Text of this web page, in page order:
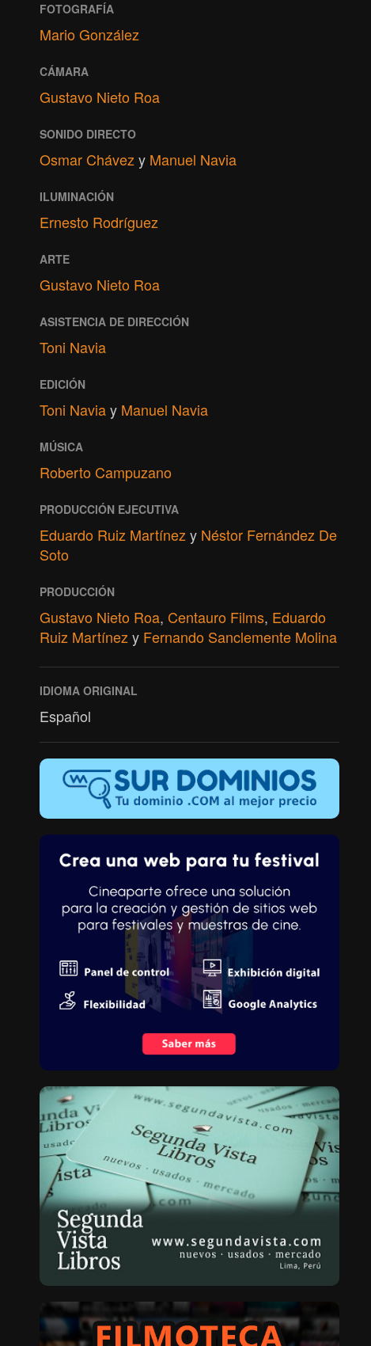
FOTOGRAFÍA
Mario González
CÁMARA
Gustavo Nieto Roa
SONIDO DIRECTO
Osmar Chávez y Manuel Navia
ILUMINACIÓN
Ernesto Rodríguez
ARTE
Gustavo Nieto Roa
ASISTENCIA DE DIRECCIÓN
Toni Navia
EDICIÓN
Toni Naviay Manuel Navia
MÚSICA
Roberto Campuzano
PRODUCCIÓN EJECUTIVA
Eduardo Ruiz Martínez y Néstor Fernández De
Soto
PRODUCCIÓN
Gustavo Nieto Roa, Centauro Films, Eduardo
Ruiz Martínez y Fernando Sanclemente Molina
IDIOMA ORIGINAL
Español